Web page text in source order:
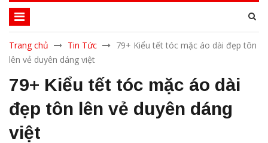
Trang chủ Tin Tức
79+ Kiểu tết tóc mặc áo dài đẹp tôn
lên vẻ duyên dáng việt
79+ Kiểu tết tóc mặc áo dài
đẹp tôn lên vẻ duyên dáng
việt